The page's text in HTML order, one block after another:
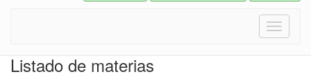
Toggle
Listado de materias